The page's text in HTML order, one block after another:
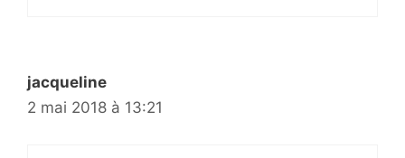
jacqueline
2 mai 2018 à 13:21